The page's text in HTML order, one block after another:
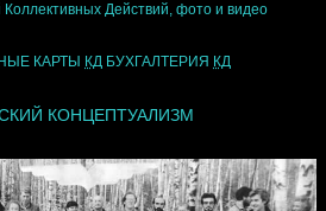
Действий, фото и видео
КАРТЫ КД БУХГАЛТЕРИЯ КД
КОНЦЕПТУАЛИЗМ